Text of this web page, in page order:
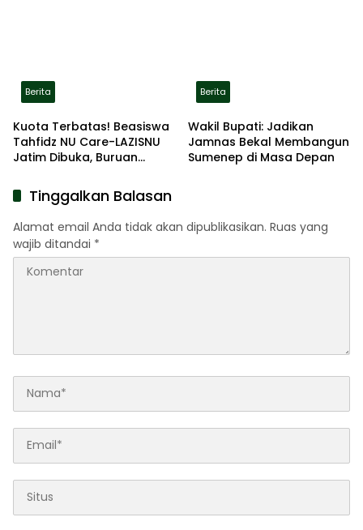
Berita
Kuota Terbatas! Beasiswa
Tahfidz NU Care-LAZISNU
Jatim Dibuka, Buruan
Berita
Wakil Bupati: Jadikan
Jamnas Bekal Membangun
Sumenep di Masa Depan
Tinggalkan Balasan
Alamat email Anda tidak akan dipublikasikan. Ruas yang
wajib ditandai *